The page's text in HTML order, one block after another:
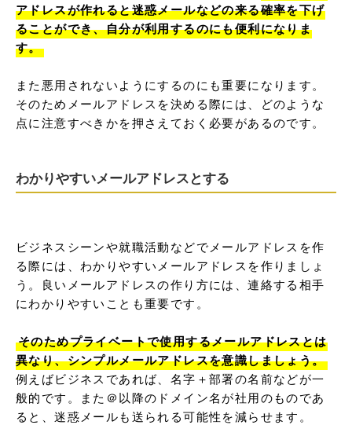
アドレスが作れると迷惑メールなどの来る確率を下げ
ることができ、自分が利用するのにも便利になりま
す。
また悪用されないようにするのにも重要になります。
そのためメールアドレスを決める際には、どのような
点に注意すべきかを押さえておく必要があるのです。
わかりやすいメールアドレスとする
ビジネスシーンや就職活動などでメールアドレスを作
る際には、わかりやすいメールアドレスを作りましょ
う。良いメールアドレスの作り方には、連絡する相手
にわかりやすいことも重要です。
そのためプライベートで使用するメールアドレスとは
異なり、シンプルメールアドレスを意識しましょう。
例えばビジネスであれば、名字＋部署の名前などが一
般的です。また＠以降のドメイン名が社用のものであ
ると、迷惑メールも送られる可能性を減らせます。